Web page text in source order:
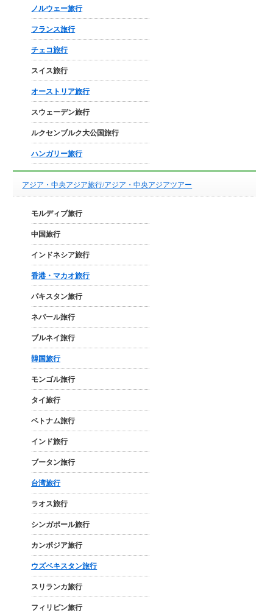
ノルウェー旅行
フランス旅行
チェコ旅行
スイス旅行
オーストリア旅行
スウェーデン旅行
ルクセンブルク大公国旅行
ハンガリー旅行
アジア・中央アジア旅行/アジア・中央アジアツアー
モルディブ旅行
中国旅行
インドネシア旅行
香港・マカオ旅行
パキスタン旅行
ネパール旅行
ブルネイ旅行
韓国旅行
モンゴル旅行
タイ旅行
ベトナム旅行
インド旅行
ブータン旅行
台湾旅行
ラオス旅行
シンガポール旅行
カンボジア旅行
ウズベキスタン旅行
スリランカ旅行
フィリピン旅行